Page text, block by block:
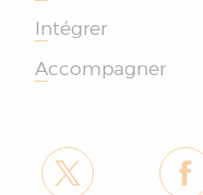
Intégrer
Accompagner